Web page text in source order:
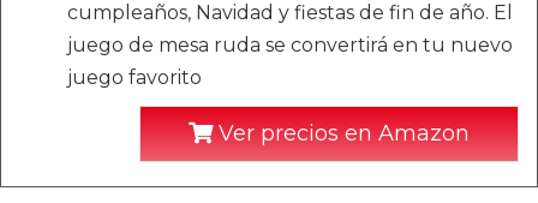
cumpleaños, Navidad y fiestas de fin de año. El
juego de mesa ruda se convertirá en tu nuevo
juego favorito
Ver precios en Amazon